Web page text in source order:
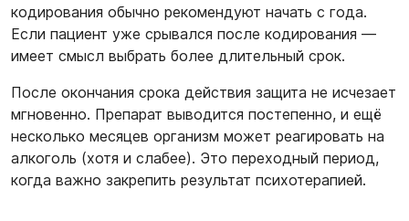
кодирования обычно рекомендуют начать с года.
Если пациент уже срывался после кодирования —
имеет смысл выбрать более длительный срок.
После окончания срока действия защита не исчезает
мгновенно. Препарат выводится постепенно, и ещё
несколько месяцев организм может реагировать на
алкоголь (хотя и слабее). Это переходный период,
когда важно закрепить результат психотерапией.